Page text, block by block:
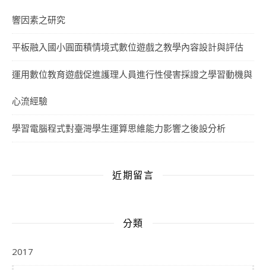
響因素之研究
平板融入國小圓面積情境式數位遊戲之教學內容設計與評估
運用數位教育遊戲促進護理人員進行性侵害採證之學習動機與
心流經驗
學習電腦程式對臺灣學生運算思維能力影響之後設分析
近期留言
分類
2017